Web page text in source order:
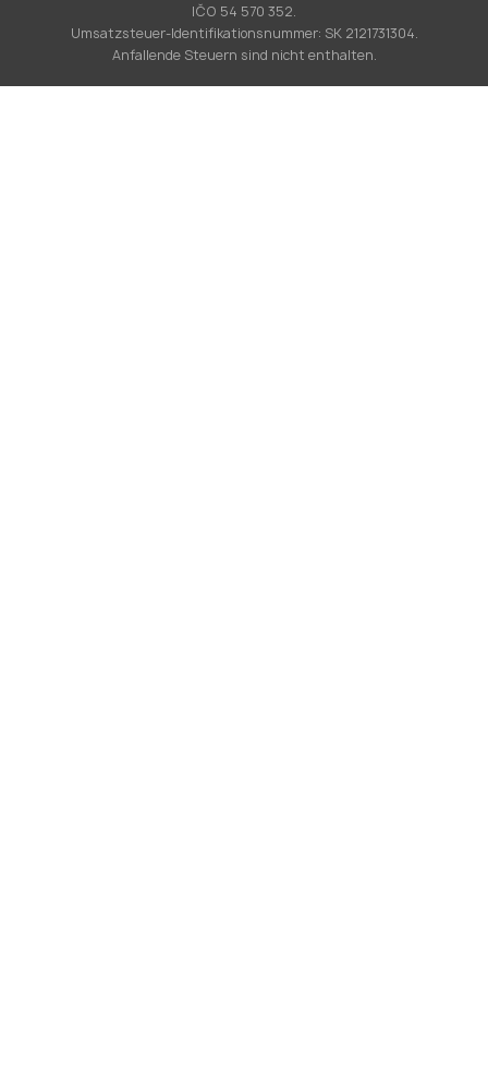
IČO 54 570 352.
Umsatzsteuer-Identifikationsnummer: SK 2121731304.
Anfallende Steuern sind nicht enthalten.